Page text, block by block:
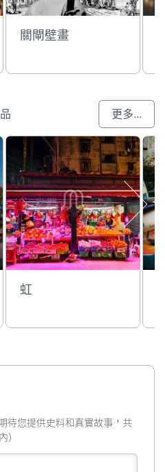
關閘壁畫
更多...
虹
待您提供史料和真實故事，共
）